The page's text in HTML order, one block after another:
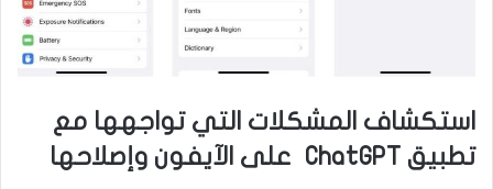
استكشاف المشكلات التي تواجهها مع
تطبيق ChatGPT على الآيفون وإصلاحها